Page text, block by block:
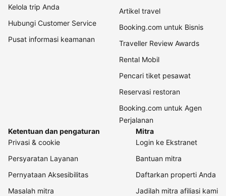
Kelola trip Anda
Hubungi Customer Service
Pusat informasi keamanan
Artikel travel
Booking.com untuk Bisnis
Traveller Review Awards
Rental Mobil
Pencari tiket pesawat
Reservasi restoran
Booking.com untuk Agen
Perjalanan
Ketentuan dan pengaturan
Privasi & cookie
Persyaratan Layanan
Pernyataan Aksesibilitas
Masalah mitra
Mitra
Login ke Ekstranet
Bantuan mitra
Daftarkan properti Anda
Jadilah mitra afiliasi kami